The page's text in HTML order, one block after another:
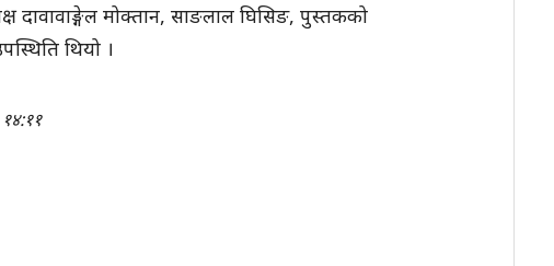
दावावाङ्गेल मोक्तान, साङलाल घिसिङ, पुस्तकको
थियो ।
१४:११